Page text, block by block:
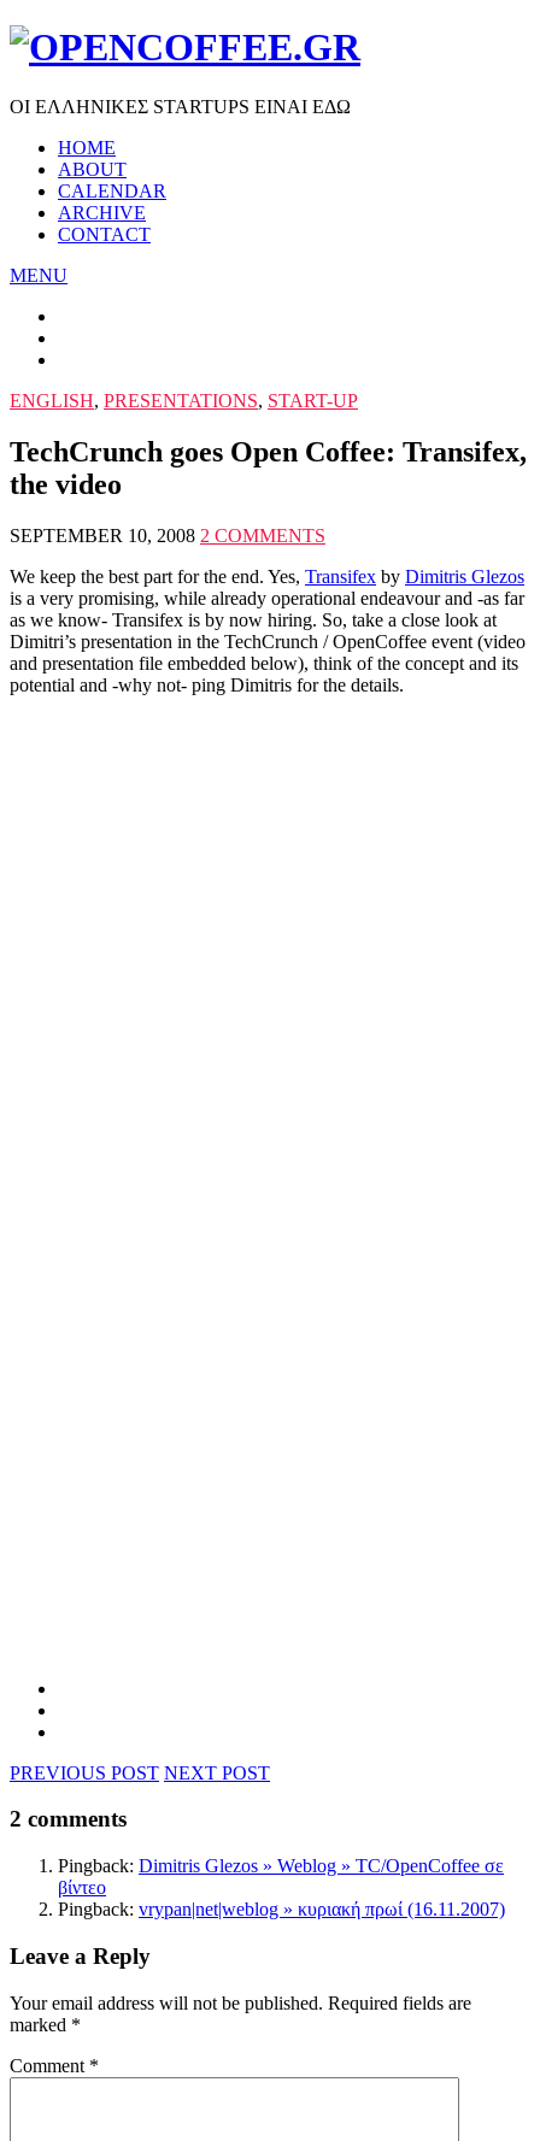
ΟΙ ΕΛΛΗΝΙΚΕΣ STARTUPS ΕΙΝΑΙ ΕΔΩ
HOME
ABOUT
CALENDAR
ARCHIVE
CONTACT
MENU
ENGLISH, PRESENTATIONS, START-UP
TechCrunch goes Open Coffee: Transifex,
the video
SEPTEMBER 10, 2008 2 COMMENTS
We keep the best part for the end. Yes, Transifex by Dimitris Glezos
is a very promising, while already operational endeavour and -as far
as we know- Transifex is by now hiring. So, take a close look at
Dimitri’s presentation in the TechCrunch / OpenCoffee event (video
and presentation file embedded below), think of the concept and its
potential and -why not- ping Dimitris for the details.
PREVIOUS POST NEXT POST
2 comments
Pingback: Dimitris Glezos » Weblog » TC/OpenCoffee σε
βίντεο
Pingback: vrypan|net|weblog » κυριακή πρωί (16.11.2007)
Leave a Reply
Your email address will not be published. Required fields are
marked *
Comment *